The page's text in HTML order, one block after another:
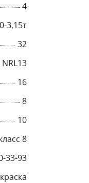
4
3,15т
32
NRL13
16
8
10
8
33-93
Title
Popup Content